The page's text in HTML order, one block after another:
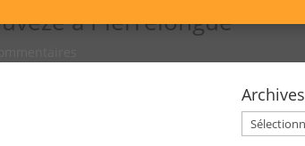
à Pierrelongue
Archives
Archives